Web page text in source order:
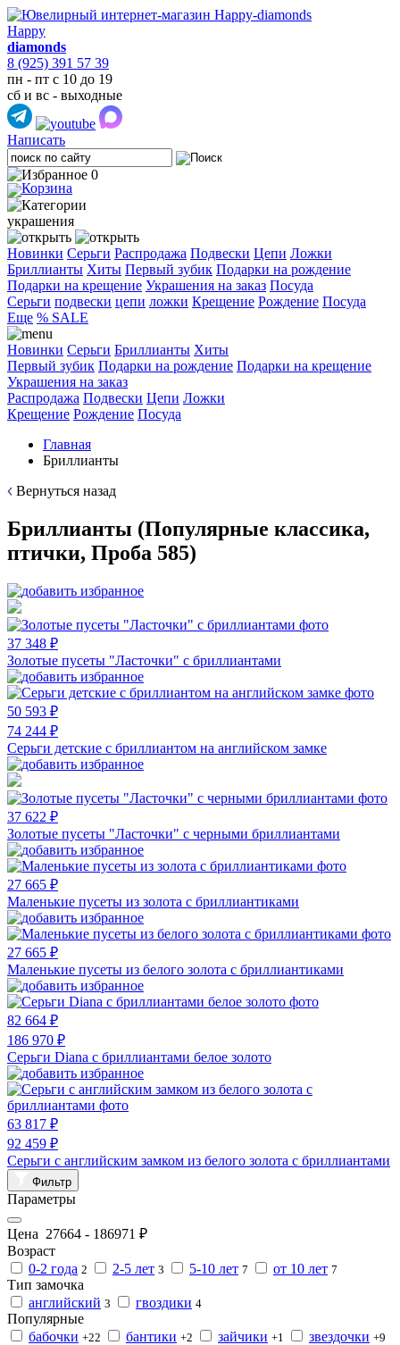
Happy
diamonds
8 (925) 391 57 39
пн - пт с 10 до 19
сб и вс - выходные
Написать
0
украшения
Новинки Серьги Распродажа Подвески Цепи Ложки
Бриллианты Хиты Первый зубик Подарки на рождение
Подарки на крещение Украшения на заказ Посуда
Cерьги подвески цепи ложки Крещение Рождение Посуда
Еще % SALE
Новинки Серьги Бриллианты Хиты
Первый зубик Подарки на рождение Подарки на крещение
Украшения на заказ
Распродажа Подвески Цепи Ложки
Крещение Рождение Посуда
Главная
Бриллианты
Вернуться назад
Бриллианты (Популярные классика,
птички, Проба 585)
37 348 ₽
Золотые пусеты "Ласточки" с бриллиантами
50 593 ₽
74 244 ₽
Серьги детские с бриллиантом на английском замке
37 622 ₽
Золотые пусеты "Ласточки" с черными бриллиантами
27 665 ₽
Маленькие пусеты из золота с бриллиантиками
27 665 ₽
Маленькие пусеты из белого золота с бриллиантиками
82 664 ₽
186 970 ₽
Серьги Diana с бриллиантами белое золото
63 817 ₽
92 459 ₽
Серьги с английским замком из белого золота с бриллиантами
Фильтр
Параметры
Цена 27664 - 186971 ₽
Возраст
0-2 года 2 2-5 лет 3 5-10 лет 7 от 10 лет 7
Тип замочка
английский 3 гвоздики 4
Популярные
бабочки +22 бантики +2 зайчики +1 звездочки +9